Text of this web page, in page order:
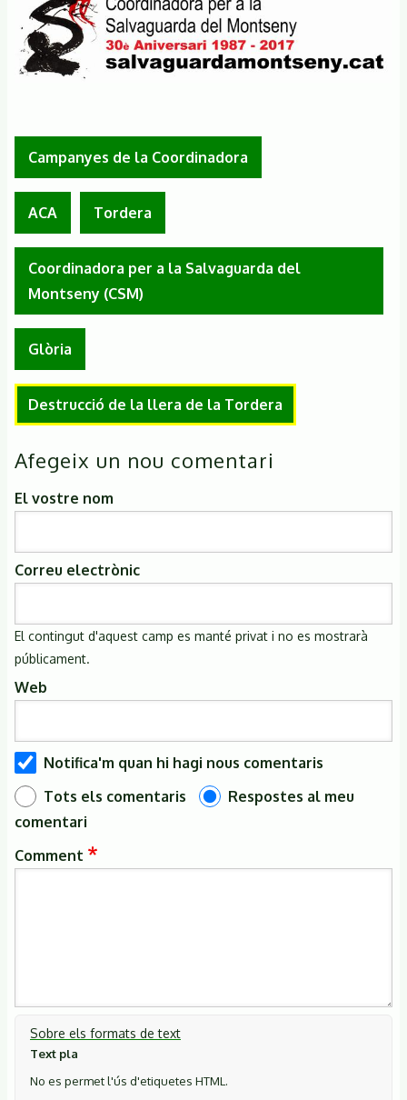
Campanyes de la Coordinadora
ACA Tordera
Coordinadora per a la Salvaguarda del
Montseny (CSM)
Glòria
Destrucció de la llera de la Tordera
Afegeix un nou comentari
El vostre nom
Correu electrònic
El contingut d'aquest camp es manté privat i no es mostrarà
públicament.
Web
Notifica'm quan hi hagi nous comentaris
Tots els comentaris
Respostes al meu
comentari
Comment
Sobre els formats de text
Text pla
No es permet l'ús d'etiquetes HTML.